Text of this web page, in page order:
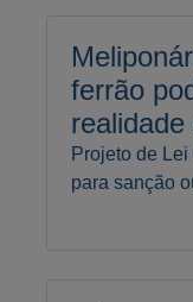
ferrão
Projeto de
para sanção